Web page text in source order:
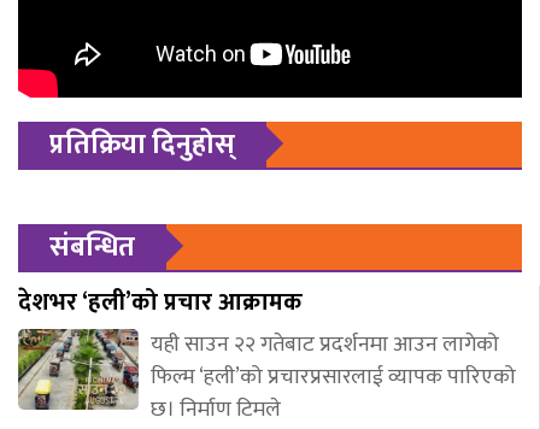
प्रतिक्रिया दिनुहोस्
संबन्धित
देशभर ‘हली’को प्रचार आक्रामक
यही साउन २२ गतेबाट प्रदर्शनमा आउन लागेको
फिल्म ‘हली’को प्रचारप्रसारलाई व्यापक पारिएको
छ। निर्माण टिमले